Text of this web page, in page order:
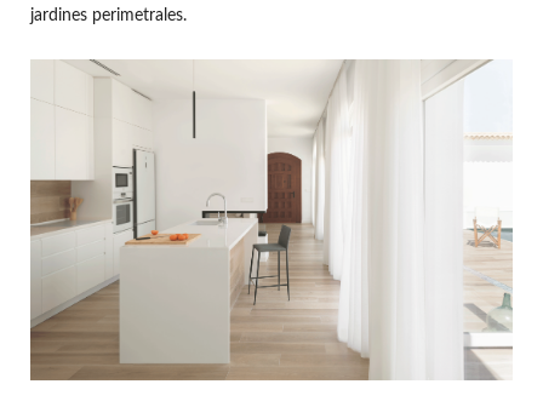
jardines perimetrales.